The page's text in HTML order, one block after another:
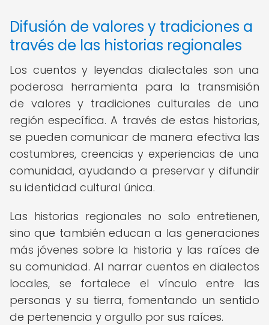
Difusión de valores y tradiciones a
través de las historias regionales
Los cuentos y leyendas dialectales son una
poderosa herramienta para la transmisión
de valores y tradiciones culturales de una
región específica. A través de estas historias,
se pueden comunicar de manera efectiva las
costumbres, creencias y experiencias de una
comunidad, ayudando a preservar y difundir
su identidad cultural única.
Las historias regionales no solo entretienen,
sino que también educan a las generaciones
más jóvenes sobre la historia y las raíces de
su comunidad. Al narrar cuentos en dialectos
locales, se fortalece el vínculo entre las
personas y su tierra, fomentando un sentido
de pertenencia y orgullo por sus raíces.